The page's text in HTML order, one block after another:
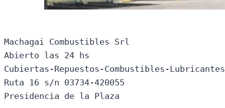
Machagai Combustibles Srl
Abierto las 24 hs
Cubiertas-Repuestos-Combustibles-
Ruta 16 s/n 03734-420055
Presidencia de la Plaza